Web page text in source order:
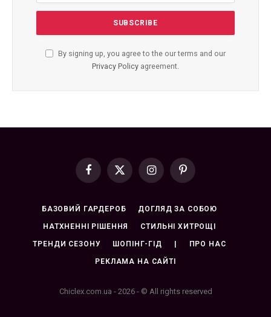
By signing up, you agree to the our terms and our
Privacy Policy agreement.
Facebook
X
InstagramPinterest
БАЗОВИЙ ГАРДЕРОБ ДОГЛЯД ЗА СОБОЮ
НАТХНЕННІ РІШЕННЯ СТИЛЬНІ ХИТРОЩІ
ТРЕНДИ СЕЗОНУ ШОПІНГ-ГІД | ПРО НАС
РЕКЛАМА НА САЙТІ
Chiclex.com.ua - 2026 - © All rights reserved